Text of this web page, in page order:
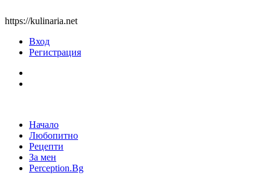
https://kulinaria.net
Вход
Регистрация
Начало
Любопитно
Рецепти
За мен
Perception.Bg